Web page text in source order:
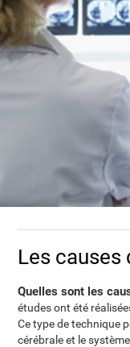
Les causes
Quelles sont les
études ont été
Ce type de technique
cérébrale et le